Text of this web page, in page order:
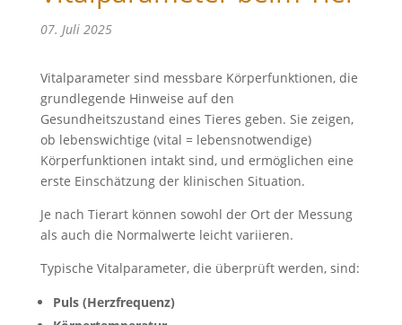
07. Juli 2025
Vitalparameter sind messbare Körperfunktionen, die
grundlegende Hinweise auf den
Gesundheitszustand eines Tieres geben. Sie zeigen,
ob lebenswichtige (vital = lebensnotwendige)
Körperfunktionen intakt sind, und ermöglichen eine
erste Einschätzung der klinischen Situation.
Je nach Tierart können sowohl der Ort der Messung
als auch die Normalwerte leicht variieren.
Typische Vitalparameter, die überprüft werden, sind:
Puls (Herzfrequenz)